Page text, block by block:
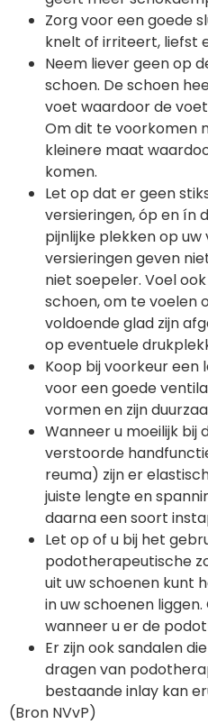
Zorg voor een goede
knelt of irriteert, liefst
Neem liever geen op
schoen. De schoen
voet waardoor de
Om dit te voorkomen
kleinere maat
komen.
Let op dat er geen
versieringen, óp en ín
pijnlijke plekken op uw
versieringen geven
niet soepeler. Voel
schoen, om te voelen
voldoende glad zijn
op eventuele
Koop bij voorkeur een
voor een goede
vormen en zijn
Wanneer u moeilijk bij
verstoorde
reuma) zijn er
juiste lengte en
daarna een soort
Let op of u bij het
podotherapeutische
uit uw schoenen kunt
in uw schoenen
wanneer u er de
Er zijn ook sandalen
dragen van
bestaande inlay kan
(Bron NVvP)